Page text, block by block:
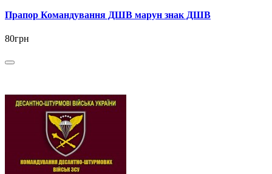
Прапор Командування ДШВ марун знак ДШВ
80грн